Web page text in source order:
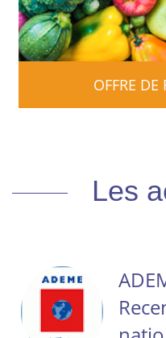
OFFRE DE
Les